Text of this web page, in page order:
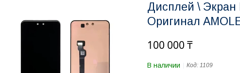
Дисплей \ Экран
Оригинал
100 000 ₸
В наличии Код: 1109